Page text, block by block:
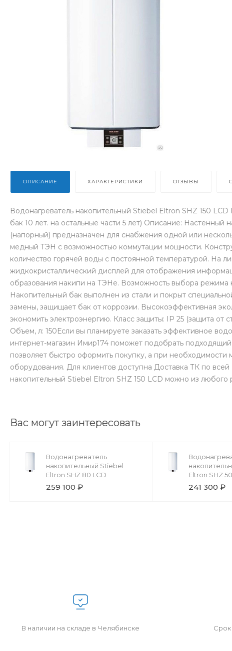
ОПИСАНИЕ ХАРАКТЕРИСТИКИ ОТЗЫВЫ
Водонагреватель накопительный Stiebel Eltron SHZ 150
бак 10 лет. на остальные части 5 лет) Описание: Настенный
(напорный) предназначен для снабжения одной или
медный ТЭН с возможностью коммутации мощности.
количество горячей воды с постоянной температурой. На
жидкокристаллический дисплей для отображения
образования накипи на ТЭНе. Возможность выбора режима
Накопительный бак выполнен из стали и покрыт
замены, защищает бак от коррозии. Высокоэффективная
экономить электроэнергию. Класс защиты: IP 25 (защита от
Объем, л: 150Если вы планируете заказать эффективное
интернет-магазин Имир174 поможет подобрать
позволяет быстро оформить покупку, а при
оборудования. Для клиентов доступна Доставка ТК по всей
накопительный Stiebel Eltron SHZ 150 LCD можно из любого
Вас могут заинтересовать
Водонагреватель
накопительный Stiebel
Eltron SHZ 80 LCD
259 100 ₽
Eltron SHZ
241 300 ₽
В наличии на складе в Челябинске Срок